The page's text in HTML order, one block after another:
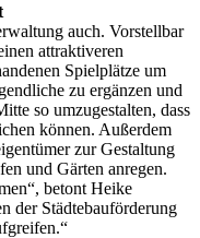
auch. Vorstellbar
attraktiveren
Spielplätze um
zu ergänzen und
so umzugestalten, dass
können. Außerdem
zur Gestaltung
und Gärten anregen.
betont Heike
der Städtebauförderung